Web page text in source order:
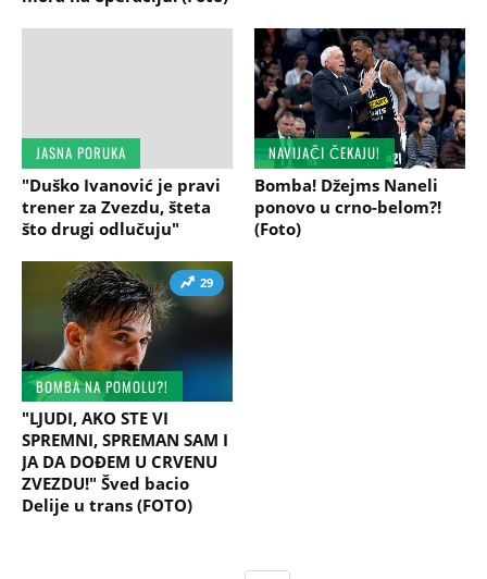
JASNA PORUKA
"Duško Ivanović je pravi
trener za Zvezdu, šteta
što drugi odlučuju"
NAVIJAČI ČEKAJU!
Bomba! Džejms Naneli
ponovo u crno-belom?!
(Foto)
29
BOMBA NA POMOLU?!
"LJUDI, AKO STE VI
SPREMNI, SPREMAN SAM I
JA DA DOĐEM U CRVENU
ZVEZDU!" Šved bacio
Delije u trans (FOTO)